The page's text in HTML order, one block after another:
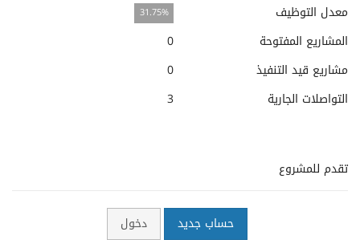
معدل التوظيف
31.75%
المشاريع المفتوحة
0
مشاريع قيد التنفيذ
0
التواصلات الجارية
3
تقدم للمشروع
حساب جديد دخول